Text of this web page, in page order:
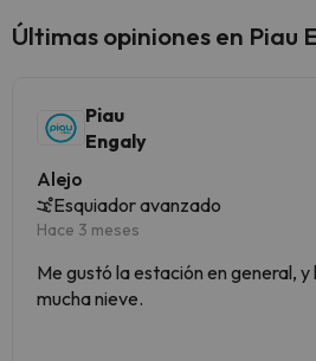
Últimas opiniones en Piau
Piau
Engaly
Alejo
Esquiador avanzado
Hace 3 meses
Me gustó la estación en general, y
mucha nieve.